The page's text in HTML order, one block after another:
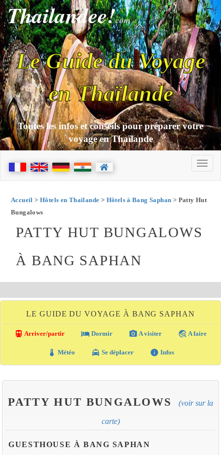
Thailandee!com
Le Guide du Voyage
en Thaïlande
Toutes les infos et conseils pour préparer votre
voyage en Thaïlande
Accueil > Hôtels en Thaïlande > Hôtels à Bang Saphan > Patty Hut
Bungalows
PATTY HUT BUNGALOWS
À BANG SAPHAN
LE GUIDE DU VOYAGE À BANG SAPHAN
directions_transit Arriver/partir local_hotel Dormir photo_camera A visiter travel_explore A faire
thermostat Météo local_taxi Se déplacer info Infos
PATTY HUT BUNGALOWS (voir sur la
carte)
GUESTHOUSE À BANG SAPHAN